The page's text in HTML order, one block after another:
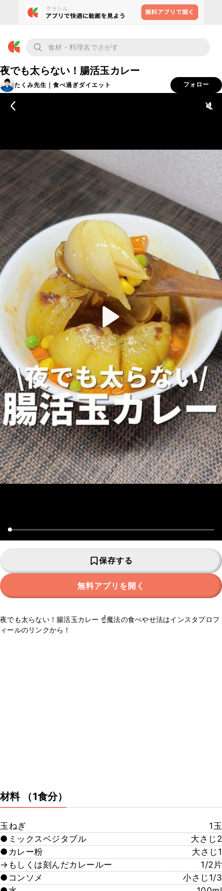
夜でも太らない！腸活玉カレー
たくみ先生｜食べ過ぎダイエット フォロー
保存する
無料アプリを開く
夜でも太らない！腸活玉カレー ☝️魔法の食べやせ法はインスタプロフ
ィールのリンクから！
材料 （1食分）
玉ねぎ
1玉
●ミックスベジタブル
大さじ2
●カレー粉
大さじ1
→もしくは刻んだカレールー
1/2片
●コンソメ
小さじ1/3